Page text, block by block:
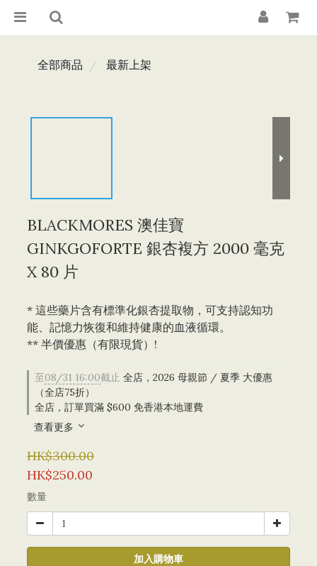
全部商品 最新上架
BLACKMORES 澳佳寶
GINKGOFORTE 銀杏複方 2000 毫克
X 80 片
* 這些藥片含有標準化銀杏提取物，可支持認知功
能、記憶力恢復和維持健康的血液循環。
** 半價優惠（有限現貨）!
至08/31 16:00截止 全店，2026 母親節 / 夏季 大優惠
（全店75折）
全店，訂單買滿 $600 免香港本地運費
查看更多
HK$300.00
HK$250.00
數量
加入購物車